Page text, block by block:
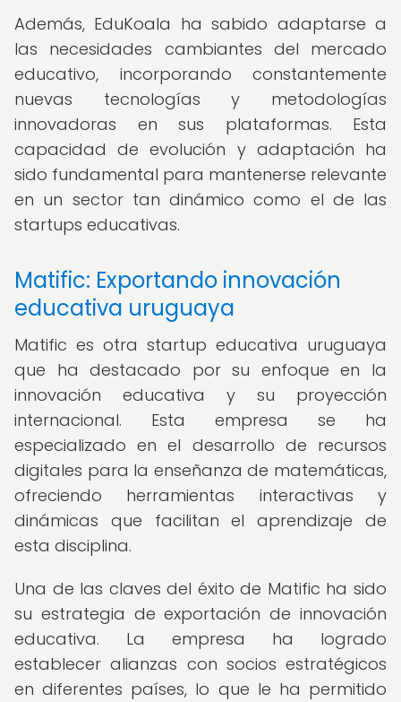
Además, EduKoala ha sabido adaptarse a
las necesidades cambiantes del mercado
educativo, incorporando constantemente
nuevas tecnologías y metodologías
innovadoras en sus plataformas. Esta
capacidad de evolución y adaptación ha
sido fundamental para mantenerse relevante
en un sector tan dinámico como el de las
startups educativas.
Matific: Exportando innovación
educativa uruguaya
Matific es otra startup educativa uruguaya
que ha destacado por su enfoque en la
innovación educativa y su proyección
internacional. Esta empresa se ha
especializado en el desarrollo de recursos
digitales para la enseñanza de matemáticas,
ofreciendo herramientas interactivas y
dinámicas que facilitan el aprendizaje de
esta disciplina.
Una de las claves del éxito de Matific ha sido
su estrategia de exportación de innovación
educativa. La empresa ha logrado
establecer alianzas con socios estratégicos
en diferentes países, lo que le ha permitido